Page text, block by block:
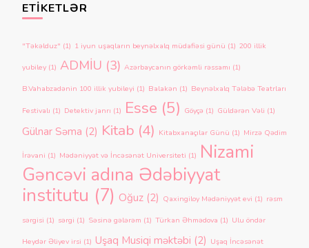
ETIKETLƏR
"Təkəlduz" (1) 1 iyun uşaqların beynəlxalq müdafiəsi günü (1) 200 illik
yubiley (1) ADMİU (3) Azərbaycanın görkəmli rəssamı (1)
B.Vahabzadənin 100 illik yubileyi (1) Balakən (1) Beynəlxalq Tələbə Teatrları
Festivalı (1) Detektiv janrı (1) Esse (5) Göyçə (1) Güldərən Vəli (1)
Gülnar Səma (2) Kitab (4) Kitabxanaçılar Günü (1) Mirzə Qədim
İrəvani (1) Mədəniyyət və İncəsənət Universiteti (1) Nizami
Gəncəvi adına Ədəbiyyat
institutu (7) Oğuz (2) Qaxingiloy Mədəniyyət evi (1) rəsm
sərgisi (1) sərgi (1) Səsinə gələrəm (1) Türkan Əhmədova (1) Ulu öndər
Heydər Əliyev irsi (1) Uşaq Musiqi məktəbi (2) Uşaq İncəsənət